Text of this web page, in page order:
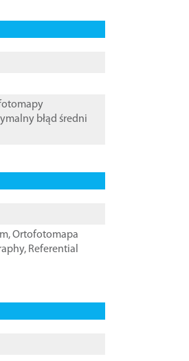
błąd średni
,Ortofotomapa
, Referential